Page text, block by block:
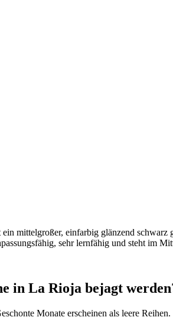
mittelgroßer, einfarbig glänzend
sehr lernfähig und steht im
in La Rioja bejagt
Monate erscheinen als leere Reihen.